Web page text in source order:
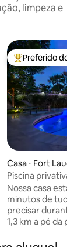
limpeza e
avaliação média
Entre os
Preferido dos
Casa ⋅ Fort
Piscina privativa
km até a praia —
Nossa casa está
minutos de tudo
precisar durante a sua
1,3 km a pé da praia.
uma curta distância a pé.